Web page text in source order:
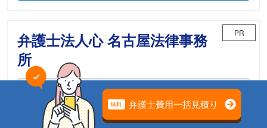
弁護士法人心 名古屋法律事務
所
PR
相続案件のための「相続チーム」が担当
電話相談可能 初回面談無料
土日面談可能